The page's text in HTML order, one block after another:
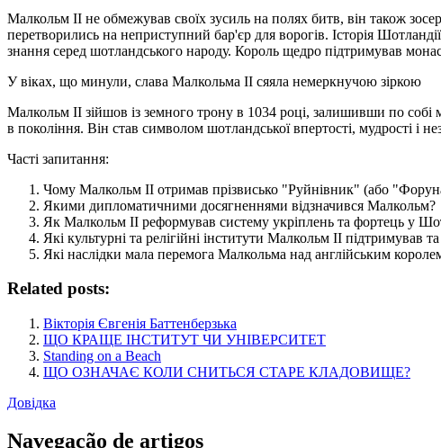
Малкольм II не обмежував своїх зусиль на полях битв, він також
перетворились на неприступний бар'єр для ворогів. Історія
знання серед шотландського народу. Король щедро підтримував
У віках, що минули, слава Малкольма II сяяла немеркнучою зіркою
Малкольм II зійшов із земного трону в 1034 році, залишивши по собі
в покоління. Він став символом шотландської впертості, мудрості і
Часті запитання:
Чому Малкольм II отримав прізвисько "Руйнівник" (або
Якими дипломатичними досягненнями відзначився Малкольм?
Як Малкольм II реформував систему укріплень та фортець у
Які культурні та релігійні інститути Малкольм II підтримував
Які наслідки мала перемога Малкольма над англійським
Related posts:
Вікторія Євгенія Баттенберзька
ЩО КРАЩЕ ІНСТИТУТ ЧИ УНІВЕРСИТЕТ
Standing on a Beach
ЩО ОЗНАЧАЄ КОЛИ СНИТЬСЯ СТАРЕ КЛАДОВИЩЕ?
Довідка
Navegação de artigos